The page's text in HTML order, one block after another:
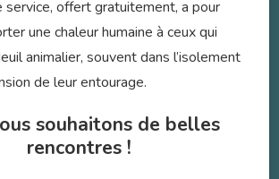
service, offert gratuitement, a pour
une chaleur humaine à ceux qui
animalier, souvent dans l’isolement
de leur entourage.
souhaitons de belles
rencontres !